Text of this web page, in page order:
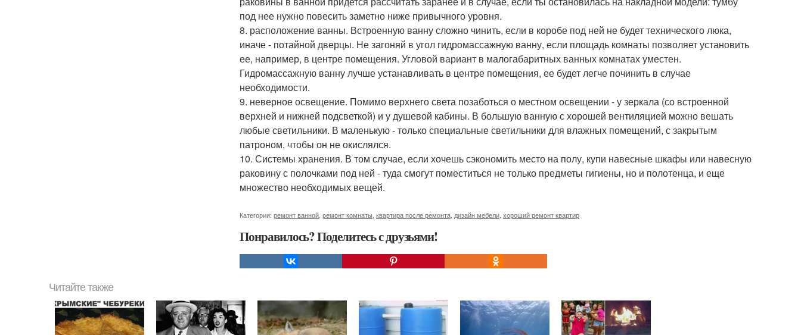
под нее нужно повесить заметно ниже привычного уровня.
8. расположение ванны. Встроенную ванну сложно чинить, если в коробе под ней не будет технического люка,
иначе - потайной дверцы. Не загоняй в угол гидромассажную ванну, если площадь комнаты позволяет установить
ее, например, в центре помещения. Угловой вариант в малогабаритных ванных комнатах уместен.
Гидромассажную ванну лучше устанавливать в центре помещения, ее будет легче починить в случае
необходимости.
9. неверное освещение. Помимо верхнего света позаботься о местном освещении - у зеркала (со встроенной
верхней и нижней подсветкой) и у душевой кабины. В большую ванную с хорошей вентиляцией можно вешать
любые светильники. В маленькую - только специальные светильники для влажных помещений, с закрытым
патроном, чтобы он не окислялся.
10. Системы хранения. В том случае, если хочешь сэкономить место на полу, купи навесные шкафы или навесную
раковину с полочками под ней - туда смогут поместиться не только предметы гигиены, но и полотенца, и еще
множество необходимых вещей.
Категории: ремонт ванной ремонт комнаты квартира после ремонта дизайн мебели хороший ремонт квартир
Понравилось? Поделитесь с друзьями!
Читайте также